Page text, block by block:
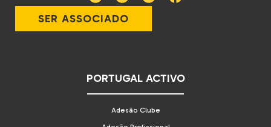
SER ASSOCIADO
PORTUGAL ACTIVO
Adesão Clube